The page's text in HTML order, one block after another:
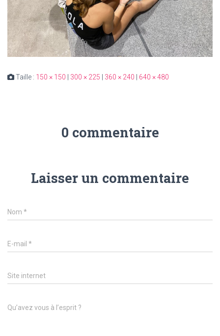
Taille : 150 × 150 | 300 × 225 | 360 × 240 | 640 × 480
0 commentaire
Laisser un commentaire
Nom *
E-mail *
Site internet
Qu’avez vous à l’esprit ?